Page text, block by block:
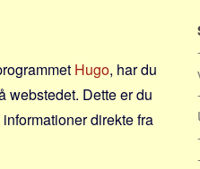
Hugo, har du
webstedet. Dette er du
direkte fra